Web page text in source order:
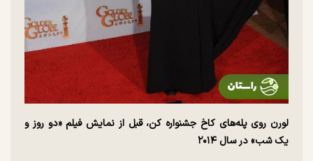
لورن روی پله‌های کاخ جشنواره کن، قبل از نمایش فیلم «دو روز و
یک شب» در سال ۲۰۱۴